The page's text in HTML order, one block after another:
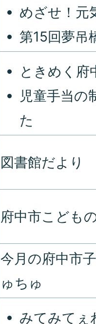
めざせ！元
第15回夢吊
ときめく府
児童手当の
た
図書館だより
府中市こども
今月の府中市
ゅちゅ
みてみてぇ